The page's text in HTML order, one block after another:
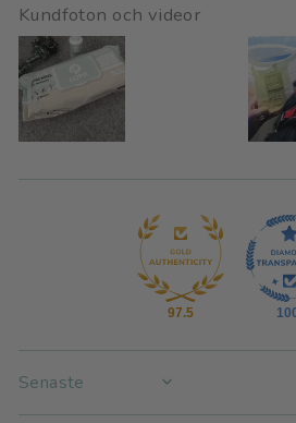
Kundfoton och videor
97.5
SORT BY